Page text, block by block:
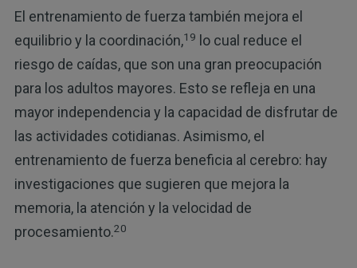
El entrenamiento de fuerza también mejora el
equilibrio y la coordinación,19
lo cual reduce el
riesgo de caídas, que son una gran preocupación
para los adultos mayores. Esto se refleja en una
mayor independencia y la capacidad de disfrutar de
las actividades cotidianas. Asimismo, el
entrenamiento de fuerza beneficia al cerebro: hay
investigaciones que sugieren que mejora la
memoria, la atención y la velocidad de
procesamiento.20